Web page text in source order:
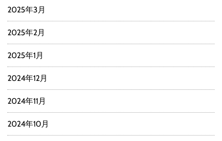
2025年3月
2025年2月
2025年1月
2024年12月
2024年11月
2024年10月